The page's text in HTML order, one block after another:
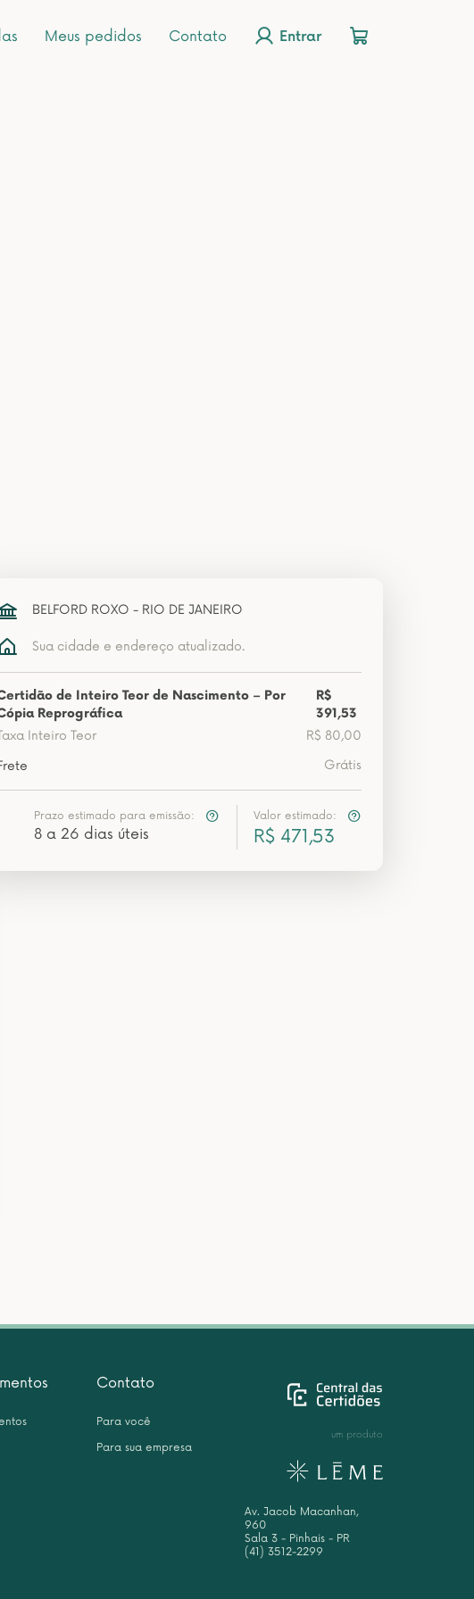
Meus pedidos Contato Entrar
BELFORD ROXO - RIO DE JANEIRO
Sua cidade e endereço atualizado.
de Inteiro Teor de Nascimento – Por
Reprográfica
R$
391,53
Inteiro Teor
R$ 80,00
Grátis
Prazo estimado para emissão:
8 a 26 dias úteis
Valor estimado:
R$ 471,53
Contato
Para você
Para sua empresa
um produto
Av. Jacob Macanhan,
960
Sala 3 - Pinhais - PR
(41) 3512-2299